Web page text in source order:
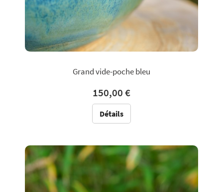
Grand vide-poche bleu
150,00 €
Détails